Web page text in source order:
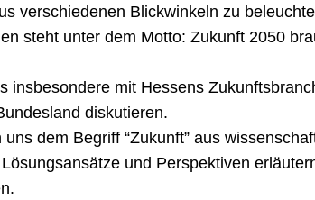
verschiedenen Blickwinkeln zu
steht unter dem Motto: Zukunft 2050
insbesondere mit Hessens
diskutieren.
dem Begriff “Zukunft” aus
und Perspektiven